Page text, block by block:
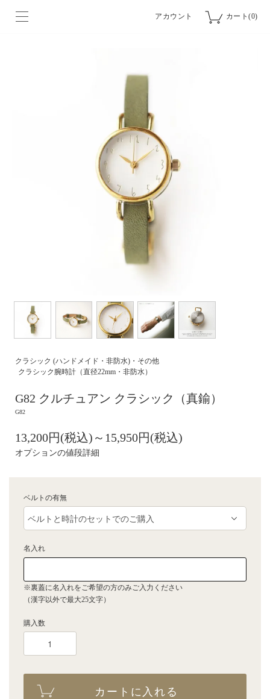
アカウント カート(0)
クラシック (ハンドメイド・非防水)・その他
クラシック腕時計（直径22mm・非防水）
G82 クルチュアン クラシック（真鍮）
G82
13,200円(税込)～15,950円(税込)
オプションの値段詳細
ベルトの有無
名入れ
※裏蓋に名入れをご希望の方のみご入力ください
（漢字以外で最大25文字）
購入数
カートに入れる